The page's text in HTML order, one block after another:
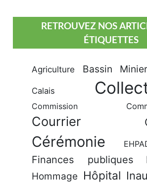
RETROUVEZ NOS
ÉTIQUETTES
Agriculture Bassin Minier
Calais
Commission
Courrier
Cérémonie
Finances publiques
Hommage Hôpital